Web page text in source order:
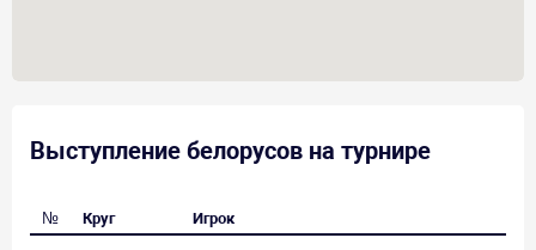
Выступление белорусов на турнире
№ Круг Игрок